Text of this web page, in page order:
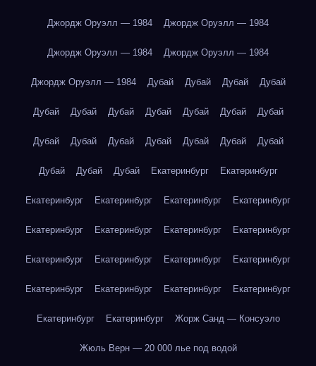
Джордж Оруэлл — 1984 Джордж Оруэлл — 1984
Джордж Оруэлл — 1984 Джордж Оруэлл — 1984
Джордж Оруэлл — 1984 Дубай Дубай Дубай Дубай
Дубай Дубай Дубай Дубай Дубай Дубай Дубай
Дубай Дубай Дубай Дубай Дубай Дубай Дубай
Дубай Дубай Дубай Екатеринбург Екатеринбург
Екатеринбург Екатеринбург Екатеринбург Екатеринбург
Екатеринбург Екатеринбург Екатеринбург Екатеринбург
Екатеринбург Екатеринбург Екатеринбург Екатеринбург
Екатеринбург Екатеринбург Екатеринбург Екатеринбург
Екатеринбург Екатеринбург Жорж Санд — Консуэло
Жюль Верн — 20 000 лье под водой